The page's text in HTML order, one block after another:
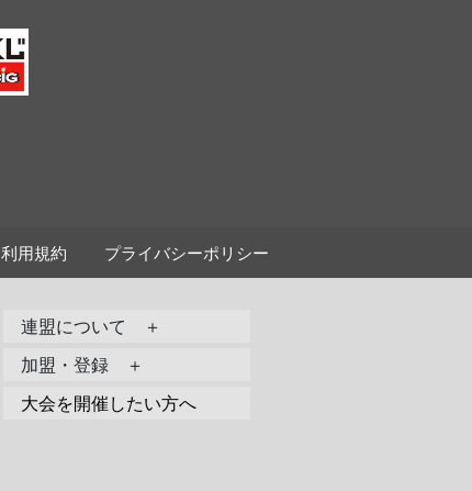
利用規約 プライバシーポリシー
連盟について ＋
加盟・登録 ＋
大会を開催したい方へ